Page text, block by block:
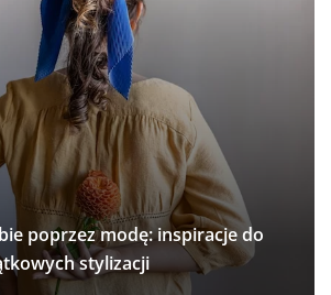
poprzez modę: inspiracje do
stylizacji